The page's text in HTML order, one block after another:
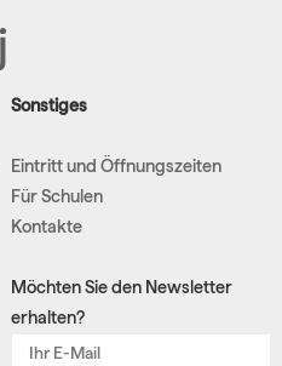
Sonstiges
Eintritt und Öffnungszeiten
Für Schulen
Kontakte
Möchten Sie den Newsletter
erhalten?